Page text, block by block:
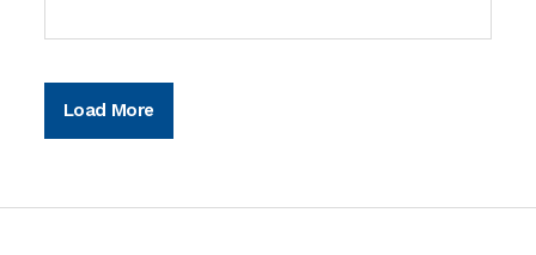
Load More